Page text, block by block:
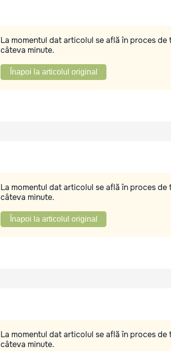
La momentul dat articolul se află în proces
câteva minute.
Înapoi la articolul original
La momentul dat articolul se află în proces
câteva minute.
Înapoi la articolul original
La momentul dat articolul se află în proces
câteva minute.